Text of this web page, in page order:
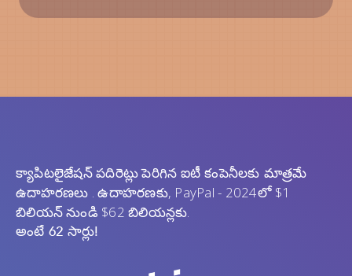
క్యాపిటలైజేషన్ పదిరెట్లు పెరిగిన ఐటీ కంపెనీలకు మాత్రమే
ఉదాహరణలు . ఉదాహరణకు, PayPal - 2024లో $1
బిలియన్ నుండి $62 బిలియన్లకు.
అంటే 62 సార్లు!